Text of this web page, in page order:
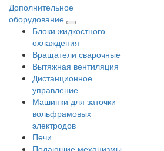
Дополнительное
оборудование
Блоки жидкостного
охлаждения
Вращатели сварочные
Вытяжная вентиляция
Дистанционное
управление
Машинки для заточки
вольфрамовых
электродов
Печи
Подающие механизмы